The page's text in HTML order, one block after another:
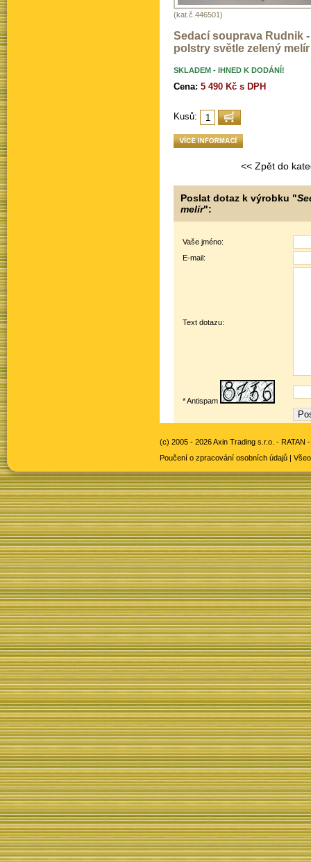
(kat.č.446501)
Sedací souprava Rudnik -
polstry světle zelený melír
SKLADEM - IHNED K DODÁNÍ!
Cena: 5 490 Kč s DPH
Kusů:
<< Zpět do
Poslat dotaz k výrobku "
melír":
Vaše jméno:
E-mail:
Text dotazu:
* Antispam
(c) 2005 - 2026 Axin Trading s.r.o. - RATAN
Poučení o zpracování osobních údajů |